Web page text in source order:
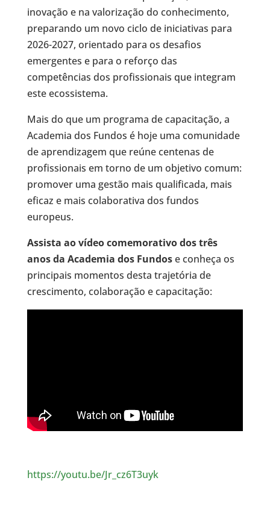
inovação e na valorização do conhecimento,
preparando um novo ciclo de iniciativas para
2026-2027, orientado para os desafios
emergentes e para o reforço das
competências dos profissionais que integram
este ecossistema.
Mais do que um programa de capacitação, a
Academia dos Fundos é hoje uma comunidade
de aprendizagem que reúne centenas de
profissionais em torno de um objetivo comum:
promover uma gestão mais qualificada, mais
eficaz e mais colaborativa dos fundos
europeus.
Assista ao vídeo comemorativo dos três
anos da Academia dos Fundose conheça os
principais momentos desta trajetória de
crescimento, colaboração e capacitação:
https://youtu.be/Jr_cz6T3uyk